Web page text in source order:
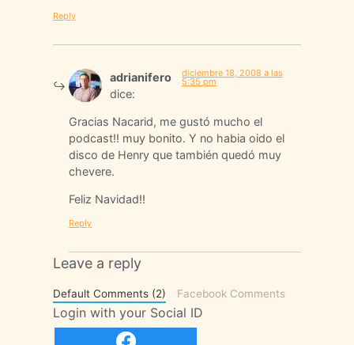
Reply
adrianifero
dice:
diciembre 18, 2008 a las
5:35 pm
Gracias Nacarid, me gustó mucho el
podcast!! muy bonito. Y no habia oido el
disco de Henry que también quedó muy
chevere.
Feliz Navidad!!
Reply
Leave a reply
Default Comments (2) Facebook Comments
Login with your Social ID